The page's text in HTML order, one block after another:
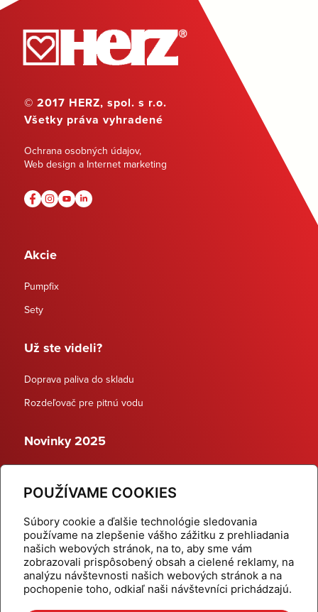
POUŽÍVAME COOKIES
Súbory cookie a ďalšie technológie sledovania
používame na zlepšenie vášho zážitku z prehliadania
našich webových stránok, na to, aby sme vám
zobrazovali prispôsobený obsah a cielené reklamy, na
analýzu návštevnosti našich webových stránok a na
pochopenie toho, odkiaľ naši návštevníci prichádzajú.
© 2017 HERZ, spol. s r.o.
Všetky práva vyhradené
Ochrana osobných údajov,
Web design a Internet marketing
Akcie
Pumpfix
Sety
Už ste videli?
Doprava paliva do skladu
Rozdeľovač pre pitnú vodu
Novinky 2025
Dynamické termostatické ventily
Domov
Produkty
Aktuality
Odber šikovné tipy